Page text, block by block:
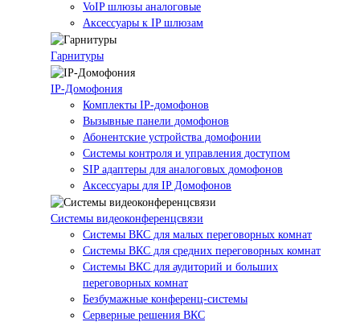
VoIP шлюзы аналоговые
Аксессуары к IP шлюзам
Гарнитуры
IP-Домофония
Комплекты IP-домофонов
Вызывные панели домофонов
Абонентские устройства домофонии
Системы контроля и управления доступом
SIP адаптеры для аналоговых домофонов
Аксессуары для IP Домофонов
Системы видеоконференцсвязи
Системы ВКС для малых переговорных комнат
Системы ВКС для средних переговорных комнат
Системы ВКС для аудиторий и больших
переговорных комнат
Безбумажные конференц-системы
Серверные решения ВКС